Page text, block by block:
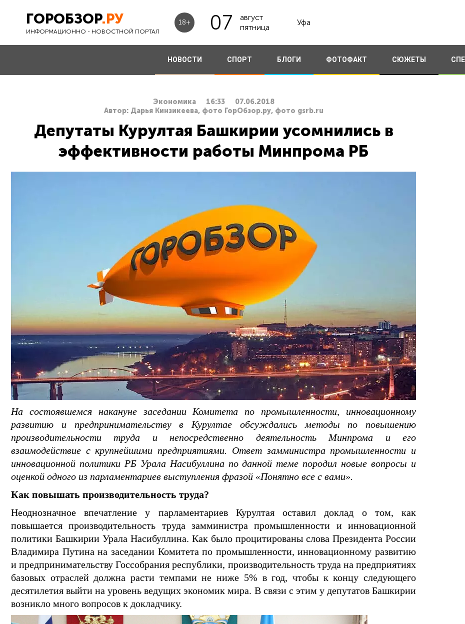
ГОРОБЗОР.РУ
ИНФОРМАЦИОННО - НОВОСТНОЙ ПОРТАЛ
18+ 07
август
пятница
Уфа
НОВОСТИ СПОРТ БЛОГИ ФОТОФАКТ СЮЖЕТЫ
Экономика 16:33
07.06.2018
Автор: Дарья Кинзикеева, фото ГорОбзор.ру, фото gsrb.ru
Депутаты Курултая Башкирии усомнились в
эффективности работы Минпрома РБ
На состоявшемся накануне заседании Комитета по промышленности, инновационному
развитию и предпринимательству в Курултае обсуждались методы по повышению
производительности труда и непосредственно деятельность Минпрома и его
взаимодействие с крупнейшими предприятиями. Ответ замминистра промышленности и
инновационной политики РБ Урала Насибуллина по данной теме породил новые вопросы и
оценкой одного из парламентариев выступления фразой «Понятно все с вами».
Как повышать производительность труда?
Неоднозначное впечатление у парламентариев Курултая оставил доклад о том, как
повышается производительность труда замминистра промышленности и инновационной
политики Башкирии Урала Насибуллина. Как было процитированы слова Президента России
Владимира Путина на заседании Комитета по промышленности, инновационному развитию
и предпринимательству Госсобрания республики, производительность труда на предприятиях
базовых отраслей должна расти темпами не ниже 5% в год, чтобы к концу следующего
десятилетия выйти на уровень ведущих экономик мира. В связи с этим у депутатов Башкирии
возникло много вопросов к докладчику.